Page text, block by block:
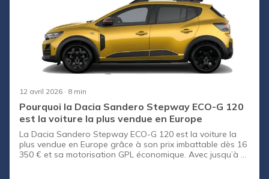
12 avril 2026 · 8 min
Pourquoi la Dacia Sandero Stepway ECO-G 120
est la voiture la plus vendue en Europe
La Dacia Sandero Stepway ECO-G 120 est la voiture la
plus vendue en Europe grâce à son prix imbattable dès 16
350 € et sa motorisation GPL économique. Avec jusqu’à 1